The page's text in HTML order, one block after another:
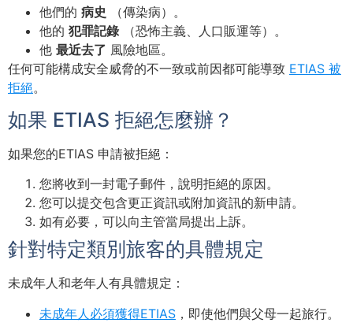
他們的 病史 （傳染病）。
他的 犯罪記錄（恐怖主義、人口販運等）。
他 最近去了 風險地區。
任何可能構成安全威脅的不一致或前因都可能導致 ETIAS 被
拒絕。
如果 ETIAS 拒絕怎麼辦？
如果您的ETIAS 申請被拒絕：
您將收到一封電子郵件，說明拒絕的原因。
您可以提交包含更正資訊或附加資訊的新申請。
如有必要，可以向主管當局提出上訴。
針對特定類別旅客的具體規定
未成年人和老年人有具體規定：
未成年人必須獲得ETIAS ，即使他們與父母一起旅行。